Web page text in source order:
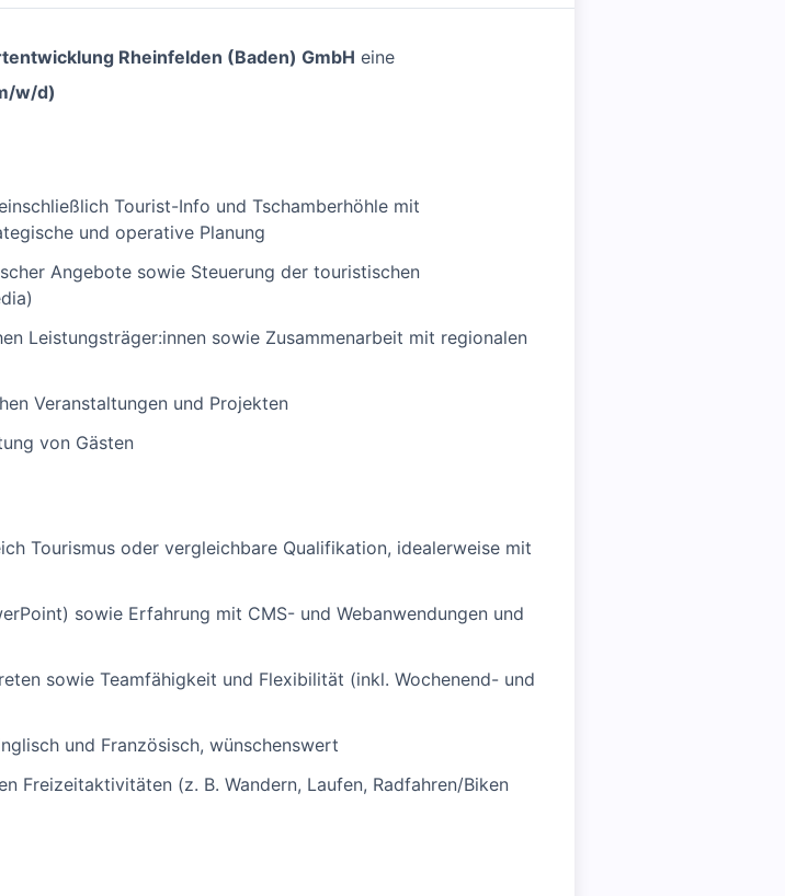
Rheinfelden (Baden) GmbH eine
w/d)
Tourist-Info und Tschamberhöhle mit
und operative Planung
Angebote sowie Steuerung der touristischen
Leistungsträger:innen sowie Zusammenarbeit mit regionalen
Veranstaltungen und Projekten
von Gästen
Tourismus oder vergleichbare Qualifikation, idealerweise mit
sowie Erfahrung mit CMS- und Webanwendungen und
sowie Teamfähigkeit und Flexibilität (inkl. Wochenend- und
und Französisch, wünschenswert
Freizeitaktivitäten (z. B. Wandern, Laufen, Radfahren/Biken